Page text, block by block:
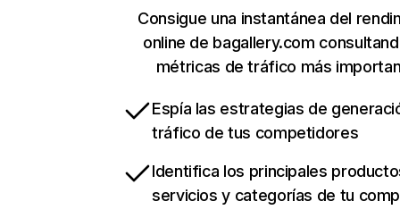
Consigue una instantánea del
online de bagallery.com
métricas de tráfico más
Espía las estrategias de
tráfico de tus competidores
Identifica los principales
servicios y categorías de tu